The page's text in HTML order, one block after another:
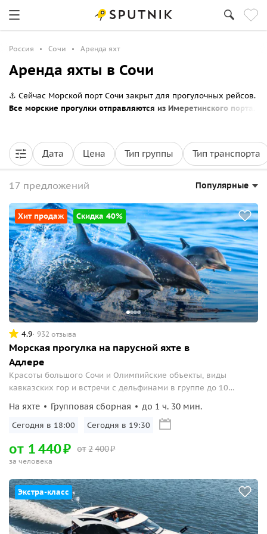
Россия Сочи Аренда яхт
Аренда яхты в Сочи
⚓ Сейчас Морской порт Сочи закрыт для прогулочных рейсов.
Все морские прогулки отправляются из Имеретинского порта.
Дата Цена Тип группы Тип транспорта
17 предложений Популярные
Хит продаж Скидка 40%
4.9 932 отзыва
Морская прогулка на парусной яхте в
Адлере
Красоты большого Сочи и Олимпийские объекты, виды
кавказских гор и встречи с дельфинами в группе до 10
На яхте Групповая сборная до 1 ч. 30 мин.
Сегодня в 18:00 Сегодня в 19:30
от 2400₽
от 1440₽
за человека
Экстра-класс